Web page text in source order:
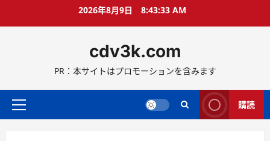
ス
ッ
2026年8月9日 8:43:34 AM
cdv3k.com
PR：本サイトはプロモーションを含みます
メ
購読